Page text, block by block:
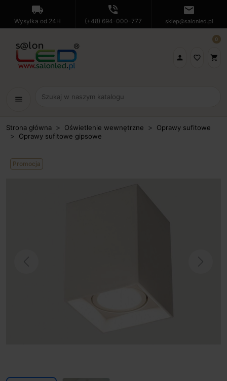
local_shipping
Wysyłka od 24H
phone_in_talk
(+48) 694-000-777
mail
sklep@salonled.pl
 favorite_border shopping_cart
0
menu
Strona główna Oświetlenie wewnętrzne
Oprawy sufitowe
Oprawy sufitowe gipsowe
Promocja